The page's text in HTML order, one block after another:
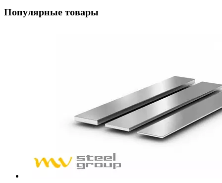
Популярные товары